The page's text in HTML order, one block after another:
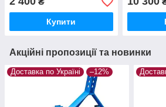
Купити
Акційні пропозиції та новинки
Доставка по Україні –12%